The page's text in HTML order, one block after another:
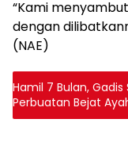
“Kami
dengan
(NAE)
Hamil 7 Bulan, Gadis
Perbuatan Bejat